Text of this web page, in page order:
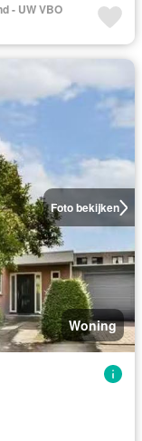
- UW VBO
Foto bekijken
Woning